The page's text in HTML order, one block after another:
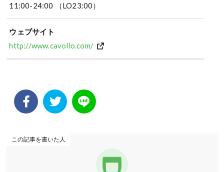
11:00-24:00 （LO23:00）
ウェブサイト
http://www.cavollo.com/
この記事を書いた人